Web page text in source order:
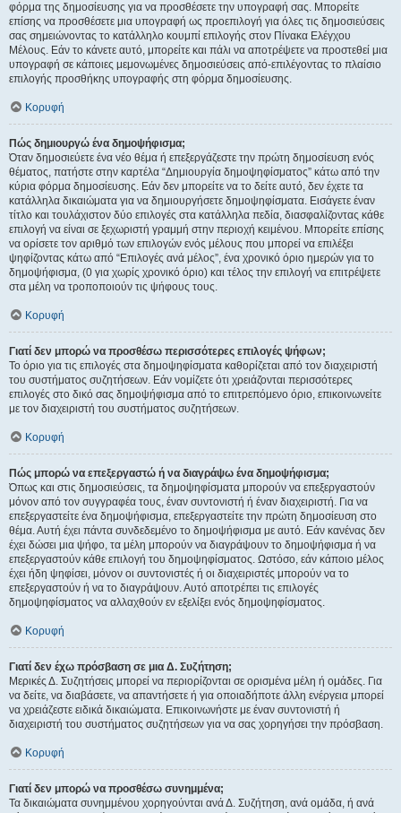
φόρμα της δημοσίευσης για να προσθέσετε την υπογραφή σας. Μπορείτε
επίσης να προσθέσετε μια υπογραφή ως προεπιλογή για όλες τις δημοσιεύσεις
σας σημειώνοντας το κατάλληλο κουμπί επιλογής στον Πίνακα Ελέγχου
Μέλους. Εάν το κάνετε αυτό, μπορείτε και πάλι να αποτρέψετε να προστεθεί μια
υπογραφή σε κάποιες μεμονωμένες δημοσιεύσεις από-επιλέγοντας το πλαίσιο
επιλογής προσθήκης υπογραφής στη φόρμα δημοσίευσης.
Κορυφή
Πώς δημιουργώ ένα δημοψήφισμα;
Όταν δημοσιεύετε ένα νέο θέμα ή επεξεργάζεστε την πρώτη δημοσίευση ενός
θέματος, πατήστε στην καρτέλα “Δημιουργία δημοψηφίσματος” κάτω από την
κύρια φόρμα δημοσίευσης. Εάν δεν μπορείτε να το δείτε αυτό, δεν έχετε τα
κατάλληλα δικαιώματα για να δημιουργήσετε δημοψηφίσματα. Εισάγετε έναν
τίτλο και τουλάχιστον δύο επιλογές στα κατάλληλα πεδία, διασφαλίζοντας κάθε
επιλογή να είναι σε ξεχωριστή γραμμή στην περιοχή κειμένου. Μπορείτε επίσης
να ορίσετε τον αριθμό των επιλογών ενός μέλους που μπορεί να επιλέξει
ψηφίζοντας κάτω από “Επιλογές ανά μέλος”, ένα χρονικό όριο ημερών για το
δημοψήφισμα, (0 για χωρίς χρονικό όριο) και τέλος την επιλογή να επιτρέψετε
στα μέλη να τροποποιούν τις ψήφους τους.
Κορυφή
Γιατί δεν μπορώ να προσθέσω περισσότερες επιλογές ψήφων;
Το όριο για τις επιλογές στα δημοψηφίσματα καθορίζεται από τον διαχειριστή
του συστήματος συζητήσεων. Εάν νομίζετε ότι χρειάζονται περισσότερες
επιλογές στο δικό σας δημοψήφισμα από το επιτρεπόμενο όριο, επικοινωνείτε
με τον διαχειριστή του συστήματος συζητήσεων.
Κορυφή
Πώς μπορώ να επεξεργαστώ ή να διαγράψω ένα δημοψήφισμα;
Όπως και στις δημοσιεύσεις, τα δημοψηφίσματα μπορούν να επεξεργαστούν
μόνον από τον συγγραφέα τους, έναν συντονιστή ή έναν διαχειριστή. Για να
επεξεργαστείτε ένα δημοψήφισμα, επεξεργαστείτε την πρώτη δημοσίευση στο
θέμα. Αυτή έχει πάντα συνδεδεμένο το δημοψήφισμα με αυτό. Εάν κανένας δεν
έχει δώσει μια ψήφο, τα μέλη μπορούν να διαγράψουν το δημοψήφισμα ή να
επεξεργαστούν κάθε επιλογή του δημοψηφίσματος. Ωστόσο, εάν κάποιο μέλος
έχει ήδη ψηφίσει, μόνον οι συντονιστές ή οι διαχειριστές μπορούν να το
επεξεργαστούν ή να το διαγράψουν. Αυτό αποτρέπει τις επιλογές
δημοψηφίσματος να αλλαχθούν εν εξελίξει ενός δημοψηφίσματος.
Κορυφή
Γιατί δεν έχω πρόσβαση σε μια Δ. Συζήτηση;
Μερικές Δ. Συζητήσεις μπορεί να περιορίζονται σε ορισμένα μέλη ή ομάδες. Για
να δείτε, να διαβάσετε, να απαντήσετε ή για οποιαδήποτε άλλη ενέργεια μπορεί
να χρειάζεστε ειδικά δικαιώματα. Επικοινωνήστε με έναν συντονιστή ή
διαχειριστή του συστήματος συζητήσεων για να σας χορηγήσει την πρόσβαση.
Κορυφή
Γιατί δεν μπορώ να προσθέσω συνημμένα;
Τα δικαιώματα συνημμένου χορηγούνται ανά Δ. Συζήτηση, ανά ομάδα, ή ανά